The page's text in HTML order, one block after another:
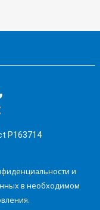
P163714
и
в необходимом